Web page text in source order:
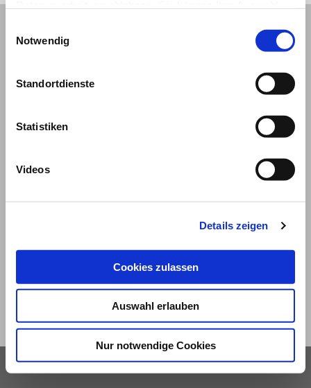
Notwendig
Standortdienste
Statistiken
Videos
Details zeigen
Cookies zulassen
Auswahl erlauben
Nur notwendige Cookies
© 2026
Datenschutz Privatsphäre